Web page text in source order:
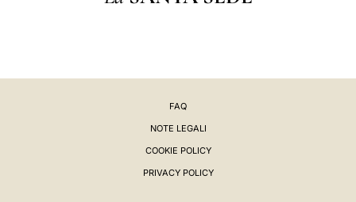
FAQ
NOTE LEGALI
COOKIE POLICY
PRIVACY POLICY